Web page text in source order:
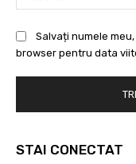
Salvați numele
browser pentru data
STAI CONECTAT